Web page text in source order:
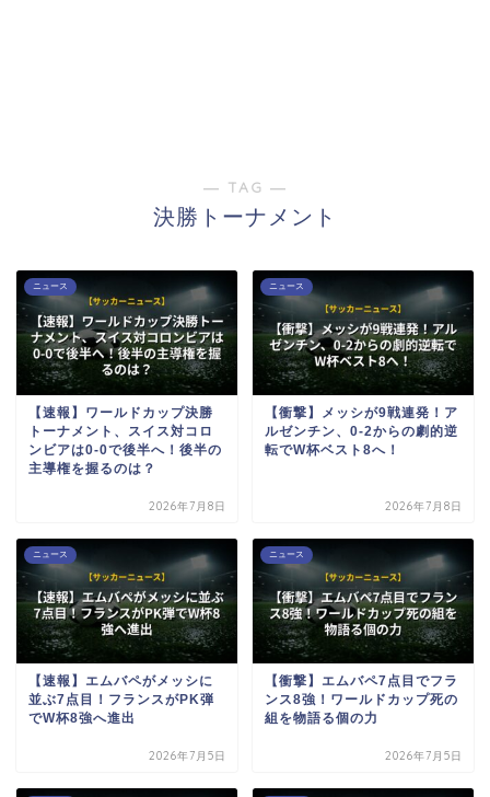
― TAG ―
決勝トーナメント
ニュース
【速報】ワールドカップ決勝
トーナメント、スイス対コロ
ンビアは0-0で後半へ！後半の
主導権を握るのは？
2026年7月8日
ニュース
【衝撃】メッシが9戦連発！ア
ルゼンチン、0-2からの劇的逆
転でW杯ベスト8へ！
2026年7月8日
ニュース
【速報】エムバペがメッシに
並ぶ7点目！フランスがPK弾
でW杯8強へ進出
2026年7月5日
ニュース
【衝撃】エムバペ7点目でフラ
ンス8強！ワールドカップ死の
組を物語る個の力
2026年7月5日